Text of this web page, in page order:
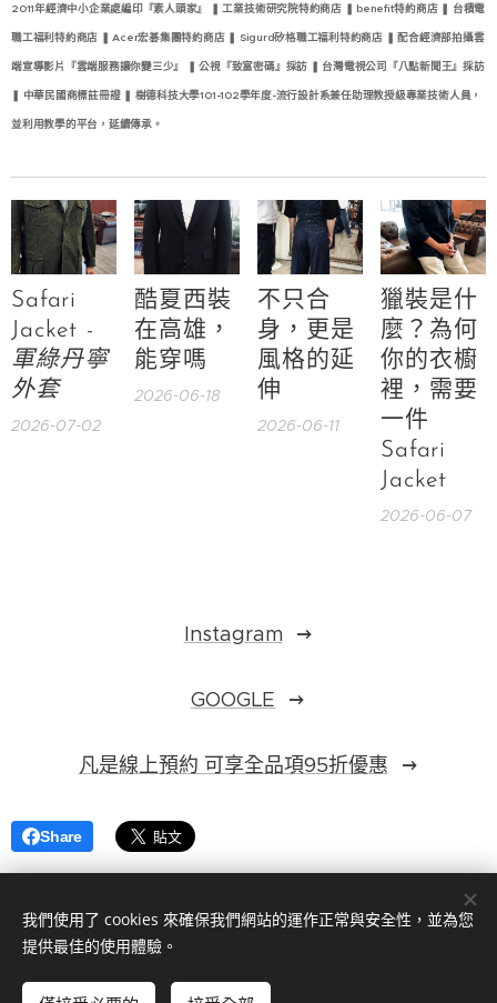
2011年經濟中小企業處編印『素人頭家』 ❚ 工業技術研究院特約商店 ❚ benefit特約商店 ❚ 台積電
職工福利特約商店 ❚ Acer宏碁集團特約商店 ❚ Sigurd矽格職工福利特約商店 ❚ 配合經濟部拍攝雲
端宣導影片『雲端服務讓你變三少』 ❚ 公視『致富密碼』採訪 ❚ 台灣電視公司『八點新聞王』採訪
❚ 中華民國商標註冊證 ❚ 樹德科技大學101-102學年度-流行設計系兼任助理教授級專業技術人員，
並利用教學的平台，延續傳承。
Safari
Jacket -
軍綠丹寧
外套
2026-07-02
酷夏西裝
在高雄，
能穿嗎
2026-06-18
不只合
身，更是
風格的延
伸
2026-06-11
獵裝是什
麼？為何
你的衣櫥
裡，需要
一件
Safari
Jacket
2026-06-07
Instagram
GOOGLE
凡是線上預約 可享全品項95折優惠
Share
©2023拿破倫手工西服（手工客製化西裝訂做）
我們使用了 cookies 來確保我們網站的運作正常與安全性，並為您
提供最佳的使用體驗。